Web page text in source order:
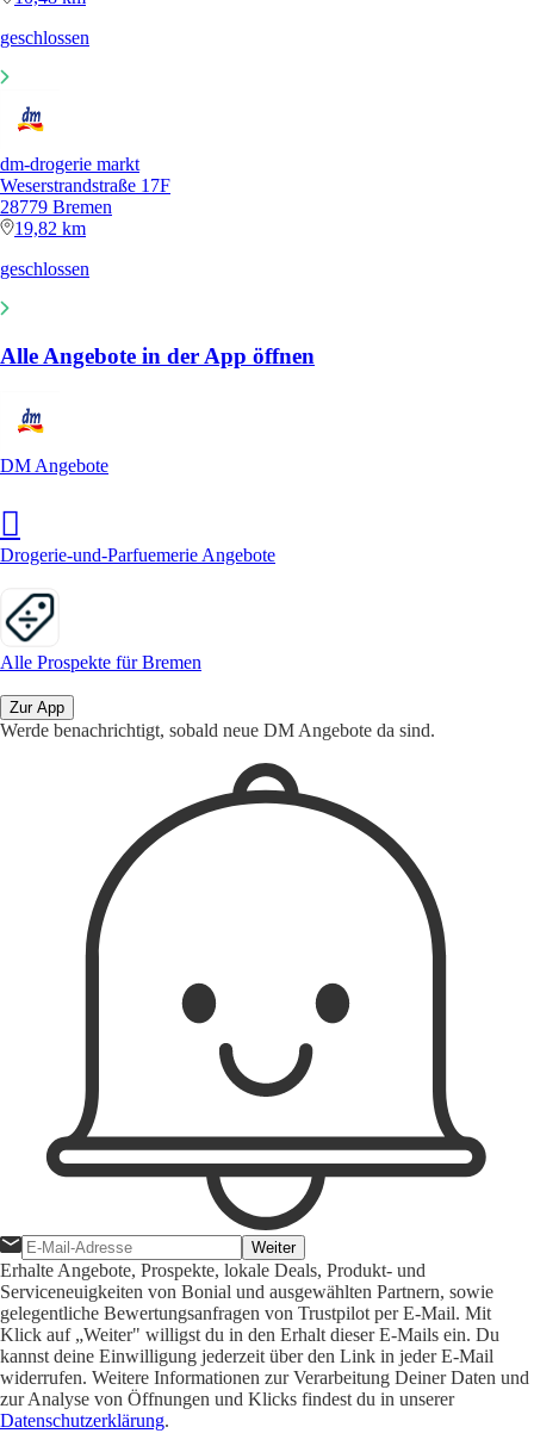
geschlossen
dm-drogerie markt
Weserstrandstraße 17F
28779 Bremen
19,82 km
geschlossen
Alle Angebote in der App öffnen
DM Angebote
Drogerie-und-Parfuemerie Angebote
Alle Prospekte für Bremen
Zur App
Werde benachrichtigt, sobald neue DM Angebote da sind.
Weiter
Erhalte Angebote, Prospekte, lokale Deals, Produkt- und
Serviceneuigkeiten von Bonial und ausgewählten Partnern, sowie
gelegentliche Bewertungsanfragen von Trustpilot per E-Mail. Mit
Klick auf „Weiter" willigst du in den Erhalt dieser E-Mails ein. Du
kannst deine Einwilligung jederzeit über den Link in jeder E-Mail
widerrufen. Weitere Informationen zur Verarbeitung Deiner Daten und
zur Analyse von Öffnungen und Klicks findest du in unserer
Datenschutzerklärung.